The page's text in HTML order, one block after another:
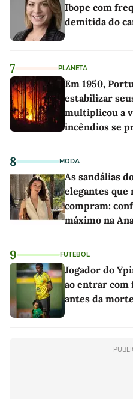
Ibope com
demitida do
7 PLANETA
Em 1950,
estabilizar
multiplicou a
incêndios se
8 MODA
As sandálias
elegantes que
compram:
máximo na
9 FUTEBOL
Jogador do
ao entrar com
antes da